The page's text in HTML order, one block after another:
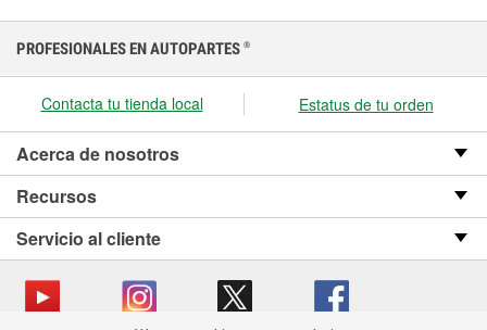
PROFESIONALES EN AUTOPARTES ®
Contacta tu tienda local Estatus de tu orden
Acerca de nosotros
Recursos
Servicio al cliente